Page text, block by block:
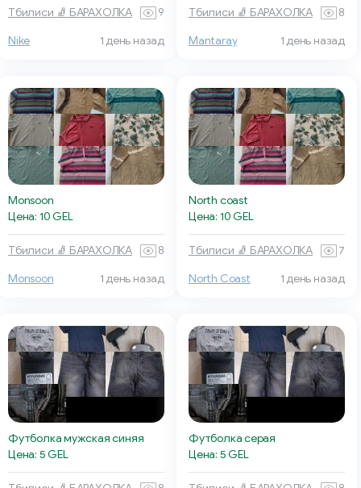
Тбилиси 🧦 БАРАХОЛКА 9
Nike 1 день назад
Тбилиси 🧦 БАРАХОЛКА 8
Mantaray 1 день назад
Monsoon
Цена: 10 GEL
Тбилиси 🧦 БАРАХОЛКА 8
Monsoon 1 день назад
North coast
Цена: 10 GEL
Тбилиси 🧦 БАРАХОЛКА 7
North Coast 1 день назад
Футболка мужская синяя
Цена: 5 GEL
Футболка серая
Цена: 5 GEL